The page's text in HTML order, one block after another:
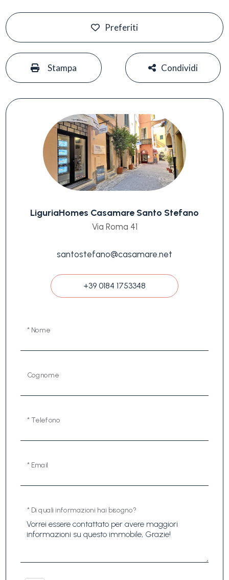
Preferiti
Stampa Condividi
LiguriaHomes Casamare Santo Stefano
Via Roma 41
santostefano@casamare.net
+39 0184 1753348
* Nome
Cognome
* Telefono
* Email
* Di quali informazioni hai bisogno?